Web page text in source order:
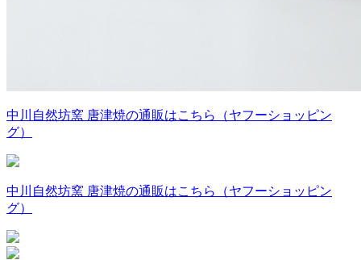
中川自然坊窯 唐津焼の通販はこちら（ヤフーショッピン
グ）
中川自然坊窯 唐津焼の通販はこちら（ヤフーショッピン
グ）